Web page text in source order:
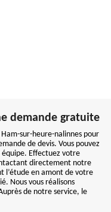
demande gratuite
sur-heure-nalinnes pour
de devis. Vous pouvez
Effectuez votre
directement notre
l’étude en amont de votre
Nous vous réalisons
de notre service, le